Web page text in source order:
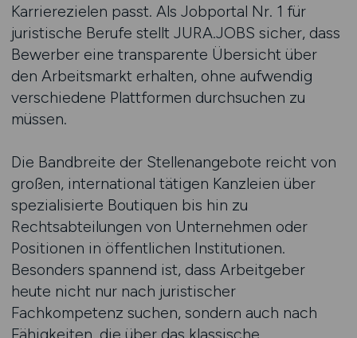
Karrierezielen passt. Als Jobportal Nr. 1 für
juristische Berufe stellt JURA.JOBS sicher, dass
Bewerber eine transparente Übersicht über
den Arbeitsmarkt erhalten, ohne aufwendig
verschiedene Plattformen durchsuchen zu
müssen.
Die Bandbreite der Stellenangebote reicht von
großen, international tätigen Kanzleien über
spezialisierte Boutiquen bis hin zu
Rechtsabteilungen von Unternehmen oder
Positionen in öffentlichen Institutionen.
Besonders spannend ist, dass Arbeitgeber
heute nicht nur nach juristischer
Fachkompetenz suchen, sondern auch nach
Fähigkeiten, die über das klassische